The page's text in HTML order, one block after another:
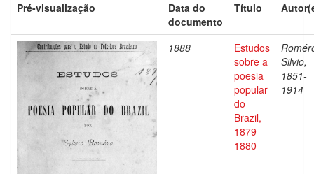
Pré-visualização
Data do
documento
Título
1888
Estudos
sobre a
poesia
popular
do
Brazil,
1879-
1880
Silvio,
1851-
1914